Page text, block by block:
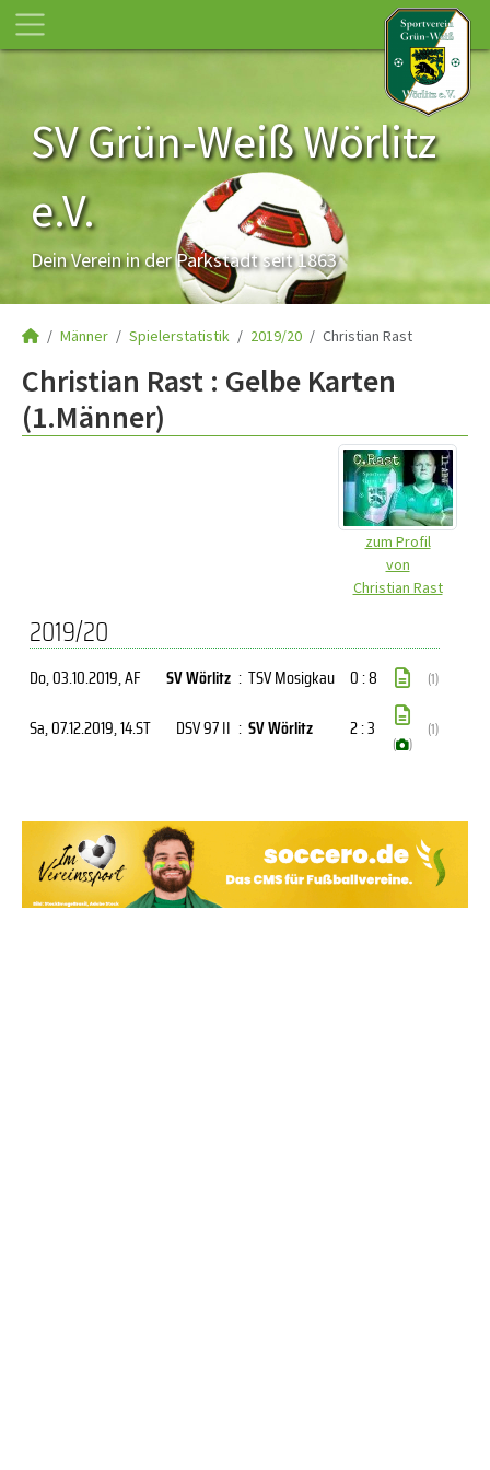
SV Grün-Weiß Wörlitz
e.V.
Dein Verein in der Parkstadt seit 1863
Männer Spielerstatistik 2019/20 Christian Rast
Christian Rast : Gelbe Karten
(1.Männer)
zum Profil
von
Christian Rast
2019/20
Do, 03.10.2019, AF SV Wörlitz : TSV Mosigkau 0 : 8 (1)
Sa, 07.12.2019, 14.ST DSV 97 II : SV Wörlitz 2 : 3
( )
(1)